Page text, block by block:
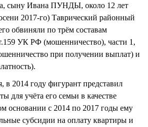
сыну Ивана ПУНДЫ, около 12 лет
2017-го) Таврический районный
обвиняли по трём составам
УК РФ (мошенничество), части 1,
при получении выплат) и
в 2014 году фигурант представил
для учёта его семьи в качестве
основании с 2014 по 2017 годы ему
субсидии на оплату квартиры и